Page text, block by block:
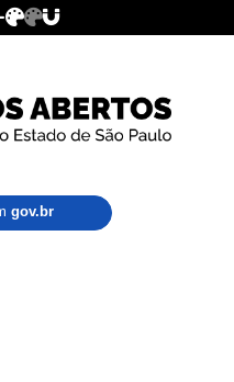
gov.br